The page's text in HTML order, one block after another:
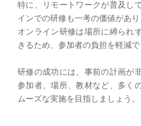
特に、リモートワークが普及し
インでの研修も一考の価値があり
オンライン研修は場所に縛られ
きるため、参加者の負担を軽減で
研修の成功には、事前の計画が
参加者、場所、教材など、多く
ムーズな実施を目指しましょう。